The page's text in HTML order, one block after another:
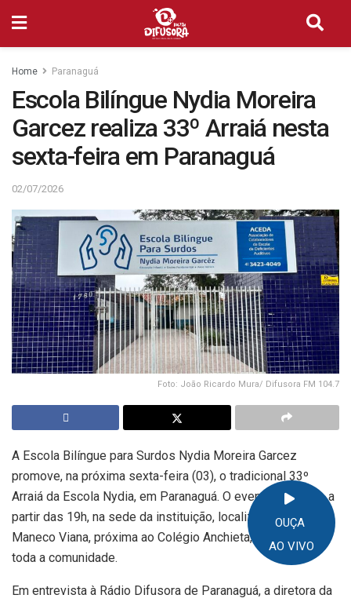
OUÇA
AO VIVO
Home Paranaguá
Escola Bilíngue Nydia Moreira
Garcez realiza 33º Arraiá nesta
sexta-feira em Paranaguá
02/07/2026
Foto: João Ricardo Mura/ Difusora FM 104.7
A Escola Bilíngue para Surdos Nydia Moreira Garcez
promove, na próxima sexta-feira (03), o tradicional 33º
Arraiá da Escola Nydia, em Paranaguá. O evento acontece a
partir das 19h, na sede da instituição, localizada na Rua
Maneco Viana, próxima ao Colégio Anchieta, e é aberto a
toda a comunidade.
Em entrevista à Rádio Difusora de Paranaguá, a diretora da